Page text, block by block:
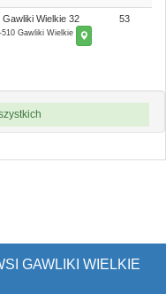
Gawliki Wielkie 32
510 Gawliki Wielkie
53
GAWLIKI WIELKIE